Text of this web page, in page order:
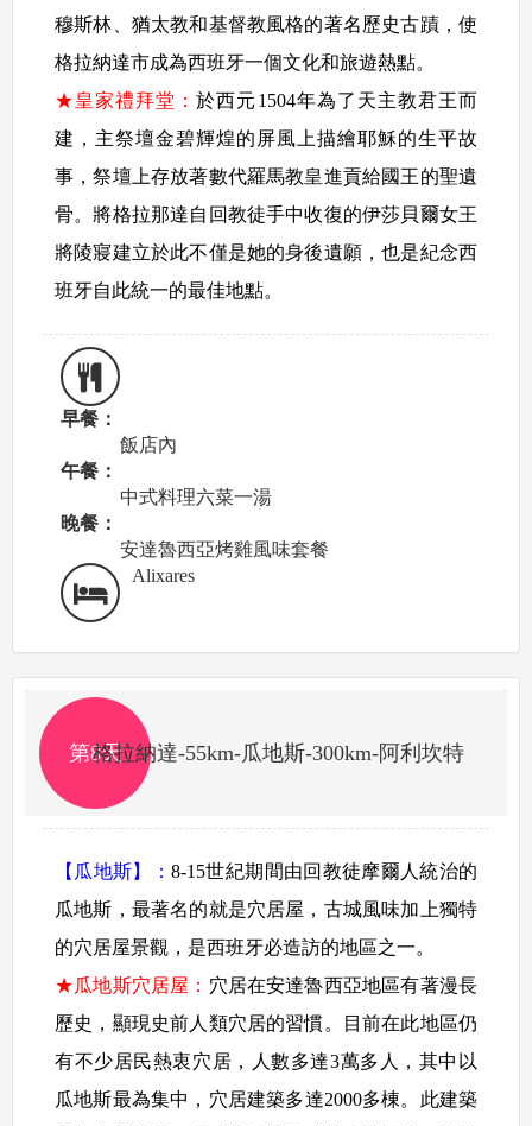
穆斯林、猶太教和基督教風格的著名歷史古蹟，使
格拉納達市成為西班牙一個文化和旅遊熱點。
★皇家禮拜堂：於西元1504年為了天主教君王而
建，主祭壇金碧輝煌的屏風上描繪耶穌的生平故
事，祭壇上存放著數代羅馬教皇進貢給國王的聖遺
骨。將格拉那達自回教徒手中收復的伊莎貝爾女王
將陵寢建立於此不僅是她的身後遺願，也是紀念西
班牙自此統一的最佳地點。
早餐：
飯店內
午餐：
中式料理六菜一湯
晚餐：
安達魯西亞烤雞風味套餐
Alixares
第8天
格拉納達-55km-瓜地斯-300km-阿利坎特
【瓜地斯】：8-15世紀期間由回教徒摩爾人統治的
瓜地斯，最著名的就是穴居屋，古城風味加上獨特
的穴居屋景觀，是西班牙必造訪的地區之一。
★瓜地斯穴居屋： 穴居在安達魯西亞地區有著漫長
歷史，顯現史前人類穴居的習慣。目前在此地區仍
有不少居民熱衷穴居，人數多達3萬多人，其中以
瓜地斯最為集中，穴居建築多達2000多棟。此建築